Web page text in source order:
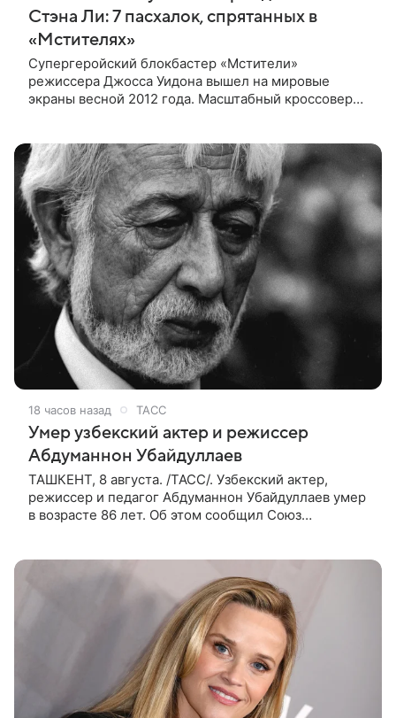
Стэна Ли: 7 пасхалок, спрятанных в
«Мстителях»
Супергеройский блокбастер «Мстители»
режиссера Джосса Уидона вышел на мировые
экраны весной 2012 года. Масштабный кроссовер
18 часов назад ТАСС
Умер узбекский актер и режиссер
Абдуманнон Убайдуллаев
ТАШКЕНТ, 8 августа. /ТАСС/. Узбекский актер,
режиссер и педагог Абдуманнон Убайдуллаев умер
в возрасте 86 лет. Об этом сообщил Союз